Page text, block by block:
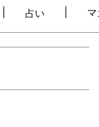
占い